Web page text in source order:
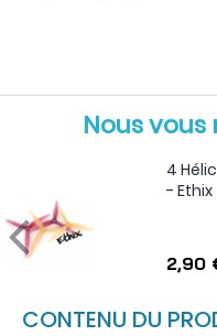
Nous
4
- Ethix
2,90
CONTENU DU